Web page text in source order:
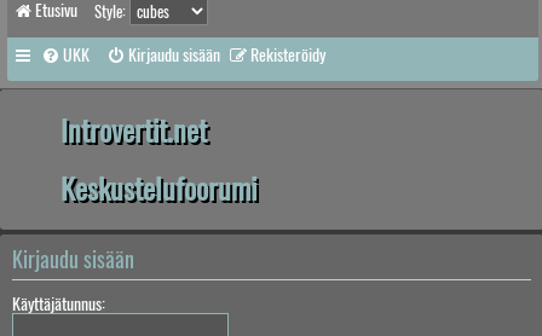
Etusivu Style:
UKK Kirjaudu sisään Rekisteröidy
Introvertit.net
Keskustelufoorumi
Kirjaudu sisään
Käyttäjätunnus: